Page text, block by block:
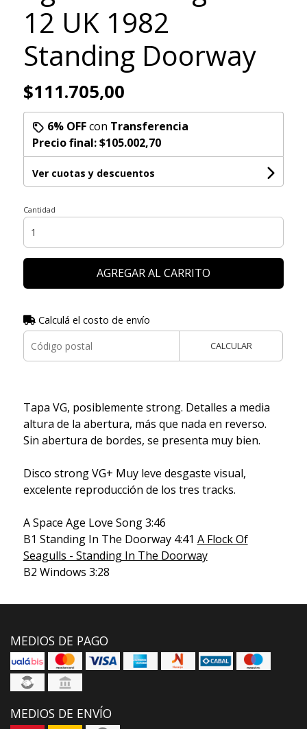
12 UK 1982
Standing Doorway
$111.705,00
6% OFFcon Transferencia
Precio final:$105.002,70
Ver cuotas y descuentos
Cantidad
AGREGAR AL CARRITO
Calculá el costo de envío
CALCULAR
Tapa VG, posiblemente strong. Detalles a media
altura de la abertura, más que nada en reverso.
Sin abertura de bordes, se presenta muy bien.
Disco strong VG+ Muy leve desgaste visual,
excelente reproducción de los tres tracks.
A Space Age Love Song 3:46
B1 Standing In The Doorway 4:41 A Flock Of
Seagulls - Standing In The Doorway
B2 Windows 3:28
MEDIOS DE PAGO
MEDIOS DE ENVÍO